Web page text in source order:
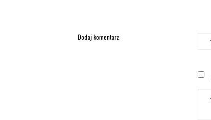
Dodaj komentarz